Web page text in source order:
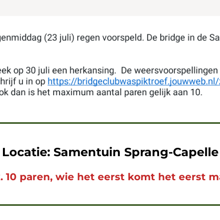
Locatie: Samentuin Sprang-Capelle
10 paren, wie het eerst komt het eerst